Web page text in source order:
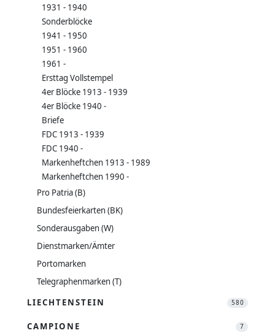
1931 - 1940
Sonderblöcke
1941 - 1950
1951 - 1960
1961 -
Ersttag Vollstempel
4er Blöcke 1913 - 1939
4er Blöcke 1940 -
Briefe
FDC 1913 - 1939
FDC 1940 -
Markenheftchen 1913 - 1989
Markenheftchen 1990 -
Pro Patria (B)
Bundesfeierkarten (BK)
Sonderausgaben (W)
Dienstmarken/Ämter
Portomarken
Telegraphenmarken (T)
LIECHTENSTEIN
580
CAMPIONE 7